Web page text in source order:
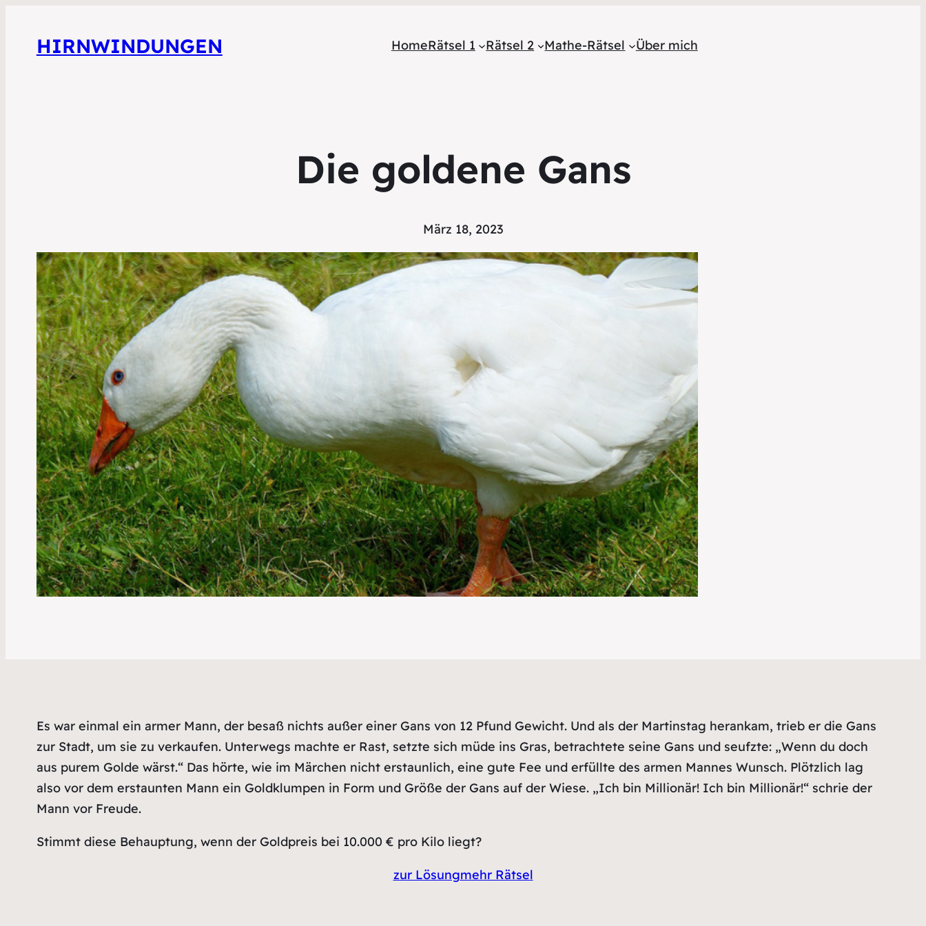
HIRNWINDUNGEN HomeRätsel 1 Rätsel 2 Mathe-Rätsel Über mich
Die goldene Gans
März 18, 2023
Es war einmal ein armer Mann, der besaß nichts außer einer Gans von 12 Pfund Gewicht. Und als der Martinstag herankam, trieb er die Gans
zur Stadt, um sie zu verkaufen. Unterwegs machte er Rast, setzte sich müde ins Gras, betrachtete seine Gans und seufzte: „Wenn du doch
aus purem Golde wärst.“ Das hörte, wie im Märchen nicht erstaunlich, eine gute Fee und erfüllte des armen Mannes Wunsch. Plötzlich lag
also vor dem erstaunten Mann ein Goldklumpen in Form und Größe der Gans auf der Wiese. „Ich bin Millionär! Ich bin Millionär!“ schrie der
Mann vor Freude.
Stimmt diese Behauptung, wenn der Goldpreis bei 10.000 € pro Kilo liegt?
zur Lösungmehr Rätsel